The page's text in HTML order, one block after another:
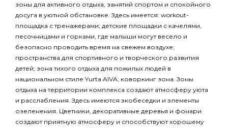
зоны для активного отдыха, занятий спортом и спокойного
досуга в уютной обстановке. Здесь имеется: workout-
площадка с тренажерами; детские площадки с качелями,
песочницами и горками, где малыши могут весело и
безопасно проводить время на свежем воздухе;
пространства для спортивного и творческого развития
детей; зона тихого отдыха для пожилых людей в
национальном стиле Yurta AIVA; коворкинг зона. Зоны
отдыха на территории комплекса создают атмосферу уюта
и расслабления. Здесь имеются экобеседки и элементы
озеленения. Цветники, декоративные деревья и фонари
создают приятную атмосферу и способствуют хорошему